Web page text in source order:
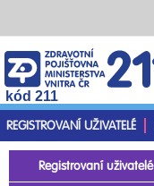
kód 211
REGISTROVANÍ UŽIVATELÉ
Registrovaní uživatelé